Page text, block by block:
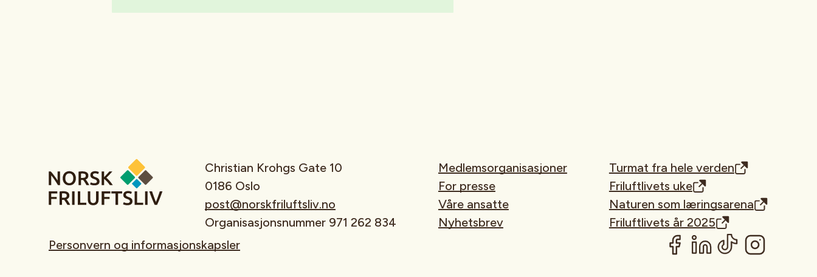
Christian Krohgs Gate 10
0186 Oslo
post@norskfriluftsliv.no
Organisasjonsnummer 971 262 834
Medlemsorganisasjoner
For presse
Våre ansatte
Nyhetsbrev
Turmat fra hele verden
Friluftlivets uke
Naturen som læringsarena
Friluftlivets år 2025
Personvern og informasjonskapsler